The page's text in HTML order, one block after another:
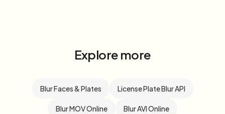
Explore more
Blur Faces & Plates License Plate Blur API
Blur MOV Online Blur AVI Online